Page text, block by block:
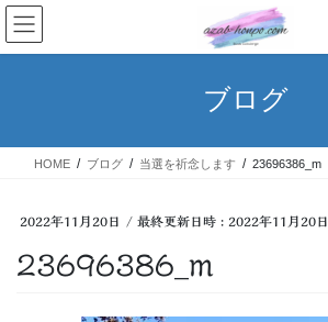
コ
ン
テ
ス
ナ
ビ
ゲ
ン
ブログ
HOME ブログ 当選を祈念します 23696386_m
2022年11月20日 / 最終更新日時 : 2022年11月20日
23696386_m